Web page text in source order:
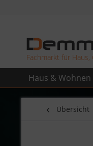
Fachmarkt für
Haus & Wohnen
Übersicht